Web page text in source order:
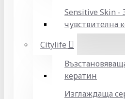
Sensitive Skin -
чувствителна
Citylife
кератин
Изглаждаща